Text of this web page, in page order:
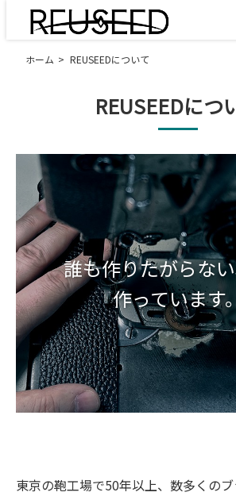
ホーム REUSEEDについて
REUSEEDにつ
誰も作りたがらな
作っています。
東京の鞄工場で50年以上、数多くの